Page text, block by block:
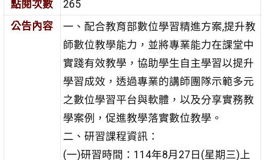
點閱次數
265
公告內容
一、配合教育部數位學習精進方案,提升教
師數位教學能力，並將專業能力在課堂中
實踐有效教學，協助學生自主學習以提升
學習成效，透過專業的講師團隊示範多元
之數位學習平台與軟體，以及分享實務教
學案例，促進教學落實數位教學。
二、研習課程資訊：
(一)研習時間：114年8月27日(星期三)上